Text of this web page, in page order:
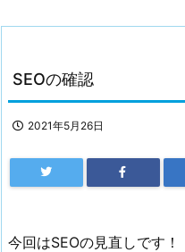
SEOの確認
2021年5月26日
今回はSEOの見直しです！